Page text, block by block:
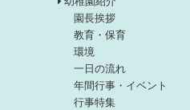
園長挨拶
教育・保育
環境
一日の流れ
年間行事・イベント
行事特集